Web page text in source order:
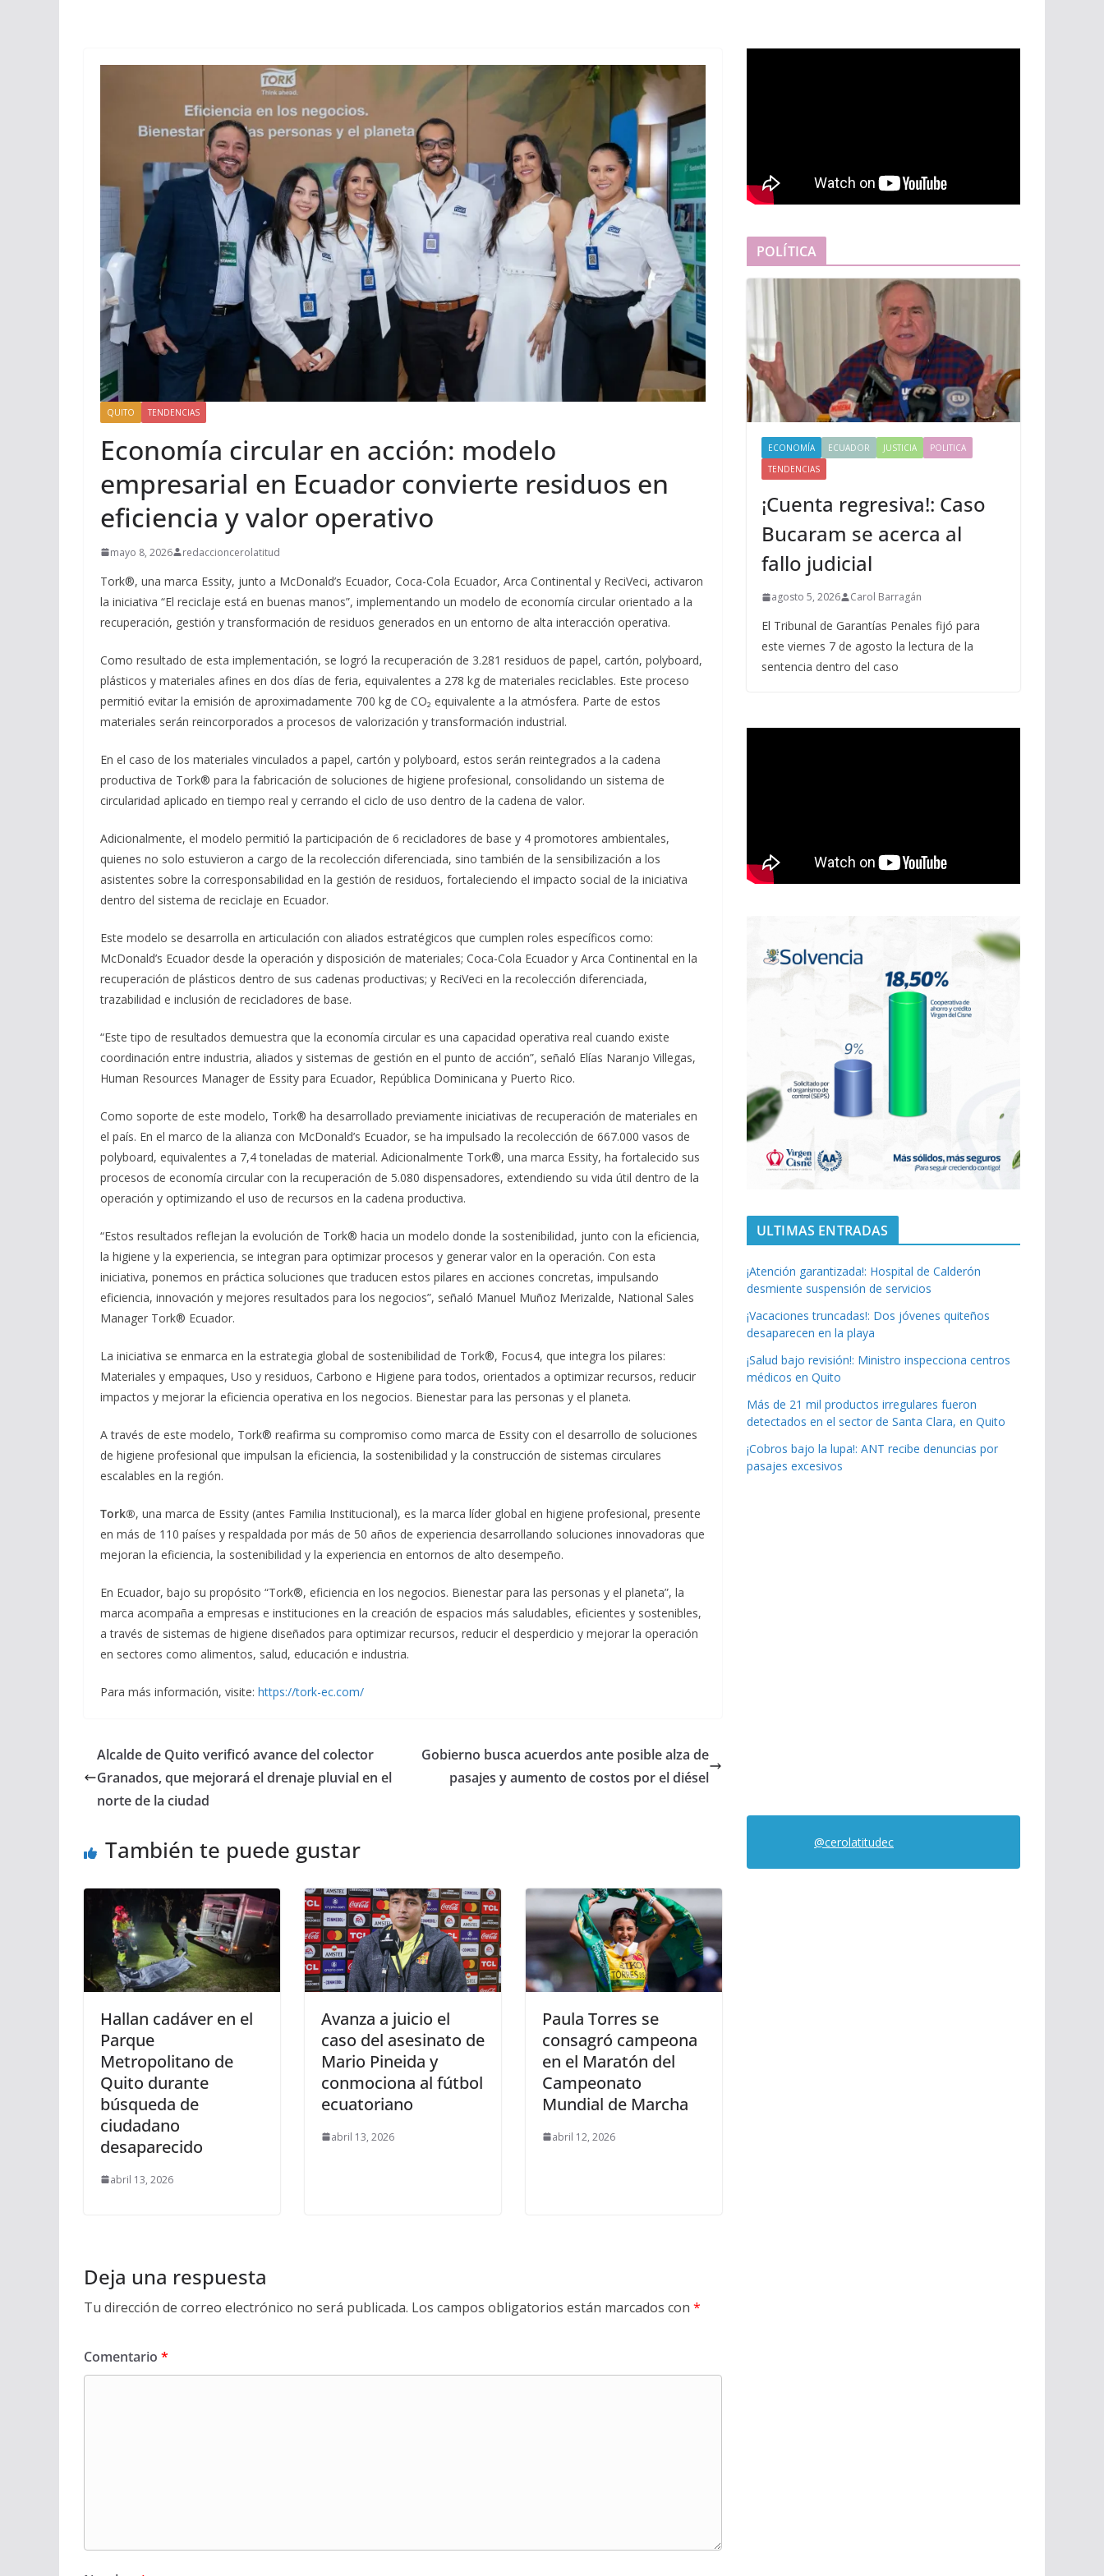
QUITO TENDENCIAS
Economía circular en acción: modelo
empresarial en Ecuador convierte residuos en
eficiencia y valor operativo
mayo 8, 2026 redaccioncerolatitud
Tork®, una marca Essity, junto a McDonald’s Ecuador, Coca-Cola Ecuador, Arca Continental y ReciVeci, activaron
la iniciativa “El reciclaje está en buenas manos”, implementando un modelo de economía circular orientado a la
recuperación, gestión y transformación de residuos generados en un entorno de alta interacción operativa.
Como resultado de esta implementación, se logró la recuperación de 3.281 residuos de papel, cartón, polyboard,
plásticos y materiales afines en dos días de feria, equivalentes a 278 kg de materiales reciclables. Este proceso
permitió evitar la emisión de aproximadamente 700 kg de CO₂ equivalente a la atmósfera. Parte de estos
materiales serán reincorporados a procesos de valorización y transformación industrial.
En el caso de los materiales vinculados a papel, cartón y polyboard, estos serán reintegrados a la cadena
productiva de Tork® para la fabricación de soluciones de higiene profesional, consolidando un sistema de
circularidad aplicado en tiempo real y cerrando el ciclo de uso dentro de la cadena de valor.
Adicionalmente, el modelo permitió la participación de 6 recicladores de base y 4 promotores ambientales,
quienes no solo estuvieron a cargo de la recolección diferenciada, sino también de la sensibilización a los
asistentes sobre la corresponsabilidad en la gestión de residuos, fortaleciendo el impacto social de la iniciativa
dentro del sistema de reciclaje en Ecuador.
Este modelo se desarrolla en articulación con aliados estratégicos que cumplen roles específicos como:
McDonald’s Ecuador desde la operación y disposición de materiales; Coca-Cola Ecuador y Arca Continental en la
recuperación de plásticos dentro de sus cadenas productivas; y ReciVeci en la recolección diferenciada,
trazabilidad e inclusión de recicladores de base.
“Este tipo de resultados demuestra que la economía circular es una capacidad operativa real cuando existe
coordinación entre industria, aliados y sistemas de gestión en el punto de acción”, señaló Elías Naranjo Villegas,
Human Resources Manager de Essity para Ecuador, República Dominicana y Puerto Rico.
Como soporte de este modelo, Tork® ha desarrollado previamente iniciativas de recuperación de materiales en
el país. En el marco de la alianza con McDonald’s Ecuador, se ha impulsado la recolección de 667.000 vasos de
polyboard, equivalentes a 7,4 toneladas de material. Adicionalmente Tork®, una marca Essity, ha fortalecido sus
procesos de economía circular con la recuperación de 5.080 dispensadores, extendiendo su vida útil dentro de la
operación y optimizando el uso de recursos en la cadena productiva.
“Estos resultados reflejan la evolución de Tork® hacia un modelo donde la sostenibilidad, junto con la eficiencia,
la higiene y la experiencia, se integran para optimizar procesos y generar valor en la operación. Con esta
iniciativa, ponemos en práctica soluciones que traducen estos pilares en acciones concretas, impulsando
eficiencia, innovación y mejores resultados para los negocios”, señaló Manuel Muñoz Merizalde, National Sales
Manager Tork® Ecuador.
La iniciativa se enmarca en la estrategia global de sostenibilidad de Tork®, Focus4, que integra los pilares:
Materiales y empaques, Uso y residuos, Carbono e Higiene para todos, orientados a optimizar recursos, reducir
impactos y mejorar la eficiencia operativa en los negocios. Bienestar para las personas y el planeta.
A través de este modelo, Tork® reafirma su compromiso como marca de Essity con el desarrollo de soluciones
de higiene profesional que impulsan la eficiencia, la sostenibilidad y la construcción de sistemas circulares
escalables en la región.
Tork®, una marca de Essity (antes Familia Institucional), es la marca líder global en higiene profesional, presente
en más de 110 países y respaldada por más de 50 años de experiencia desarrollando soluciones innovadoras que
mejoran la eficiencia, la sostenibilidad y la experiencia en entornos de alto desempeño.
En Ecuador, bajo su propósito “Tork®, eficiencia en los negocios. Bienestar para las personas y el planeta”, la
marca acompaña a empresas e instituciones en la creación de espacios más saludables, eficientes y sostenibles,
a través de sistemas de higiene diseñados para optimizar recursos, reducir el desperdicio y mejorar la operación
en sectores como alimentos, salud, educación e industria.
Para más información, visite: https://tork-ec.com/
Alcalde de Quito verificó avance del colector
Granados, que mejorará el drenaje pluvial en el
norte de la ciudad
Gobierno busca acuerdos ante posible alza de
pasajes y aumento de costos por el diésel
También te puede gustar
Hallan cadáver en el
Parque
Metropolitano de
Quito durante
búsqueda de
ciudadano
desaparecido
abril 13, 2026
Avanza a juicio el
caso del asesinato de
Mario Pineida y
conmociona al fútbol
ecuatoriano
abril 13, 2026
Paula Torres se
consagró campeona
en el Maratón del
Campeonato
Mundial de Marcha
abril 12, 2026
Deja una respuesta
Tu dirección de correo electrónico no será publicada. Los campos obligatorios están marcados con *
Comentario *
POLÍTICA
ECONOMÍA ECUADOR JUSTICIA
POLITICA
TENDENCIAS
¡Cuenta regresiva!: Caso
Bucaram se acerca al
fallo judicial
agosto 5, 2026 Carol Barragán
El Tribunal de Garantías Penales fijó para
este viernes 7 de agosto la lectura de la
sentencia dentro del caso
ULTIMAS ENTRADAS
¡Atención garantizada!: Hospital de Calderón
desmiente suspensión de servicios
¡Vacaciones truncadas!: Dos jóvenes quiteños
desaparecen en la playa
¡Salud bajo revisión!: Ministro inspecciona centros
médicos en Quito
Más de 21 mil productos irregulares fueron
detectados en el sector de Santa Clara, en Quito
¡Cobros bajo la lupa!: ANT recibe denuncias por
pasajes excesivos
@cerolatitudec